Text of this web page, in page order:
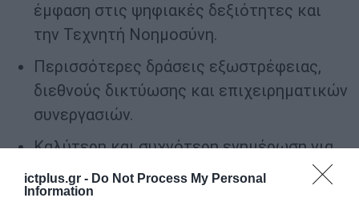
ictplus.gr - Do Not Process My Personal
Information
έμφαση στις ψηφιακές δεξιότητες και
την Τεχνητή Νοημοσύνη.
Περισσότερες δράσεις εξωστρέφειας,
διεθνούς δικτύωσης και επιχειρηματικών
συνεργασιών.
Καλύτερη και συχνότερη ενημέρωση για
τις υπηρεσίες και τις πρωτοβουλίες του
Επιμελητηρίου.